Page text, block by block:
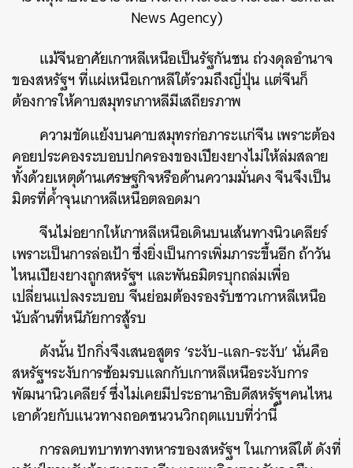
News Agency)
แม้จีนอาศัยเกาหลีเหนือเป็นรัฐกันชน ถ่วงดุลอำนาจ
ของสหรัฐฯ ที่แผ่เหนือเกาหลีใต้รวมถึงญี่ปุ่น แต่จีนก็
ต้องการให้คาบสมุทรเกาหลีมีเสถียรภาพ
ความขัดแย้งบนคาบสมุทรก่อภาระแก่จีน เพราะต้อง
คอยประคองระบอบปกครองของเปียงยางไม่ให้ล่มสลาย
ทั้งด้วยเหตุด้านเศรษฐกิจหรือด้านความมั่นคง จีนจึงเป็น
มิตรที่ค้ำจุนเกาหลีเหนือตลอดมา
จีนไม่อยากให้เกาหลีเหนือเดินบนเส้นทางนิวเคลียร์
เพราะเป็นการล่อเป้า ซึ่งยิ่งเป็นการเพิ่มภาระขึ้นอีก ถ้าวัน
ไหนเปียงยางถูกสหรัฐฯ และพันธมิตรบุกถล่มเพื่อ
เปลี่ยนแปลงระบอบ จีนย่อมต้องรองรับชาวเกาหลีเหนือ
นับล้านที่หนีภัยการสู้รบ
ดังนั้น ปักกิ่งจึงเสนอสูตร ‘ระงับ-แลก-ระงับ’ นั่นคือ
สหรัฐฯระงับการซ้อมรบแลกกับเกาหลีเหนือระงับการ
พัฒนานิวเคลียร์ ซึ่งไม่เคยมีประธานาธิบดีสหรัฐฯคนไหน
เอาด้วยกับแนวทางถอดชนวนวิกฤตแบบที่ว่านี้
การลดบทบาททางทหารของสหรัฐฯ ในเกาหลีใต้ ดังที่